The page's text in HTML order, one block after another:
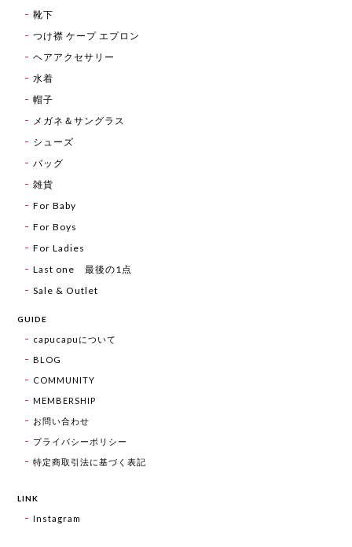
靴下
つけ襟 ケープ エプロン
ヘアアクセサリー
水着
帽子
メガネ＆サングラス
シューズ
バッグ
雑貨
For Baby
For Boys
For Ladies
Last one 最後の1点
Sale & Outlet
GUIDE
capucapuについて
BLOG
COMMUNITY
MEMBERSHIP
お問い合わせ
プライバシーポリシー
特定商取引法に基づく表記
LINK
Instagram